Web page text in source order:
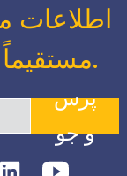
اطلاعات
مستقیماً در صندوق ورودی شما.
پرس
و جو